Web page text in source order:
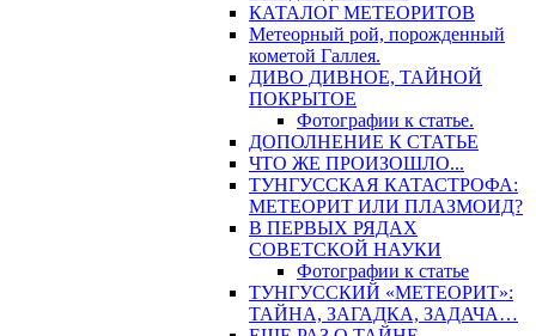
КАТАЛОГ МЕТЕОРИТОВ
Метеорный рой, порожденный
кометой Галлея.
ДИВО ДИВНОЕ, ТАЙНОЙ
ПОКРЫТОЕ
Фотографии к статье.
ДОПОЛНЕНИЕ К СТАТЬЕ
ЧТО ЖЕ ПРОИЗОШЛО...
ТУНГУССКАЯ КАТАСТРОФА:
МЕТЕОРИТ ИЛИ ПЛАЗМОИД?
В ПЕРВЫХ РЯДАХ
СОВЕТСКОЙ НАУКИ
Фотографии к статье
ТУНГУССКИЙ «МЕТЕОРИТ»:
ТАЙНА, ЗАГАДКА, ЗАДАЧА…